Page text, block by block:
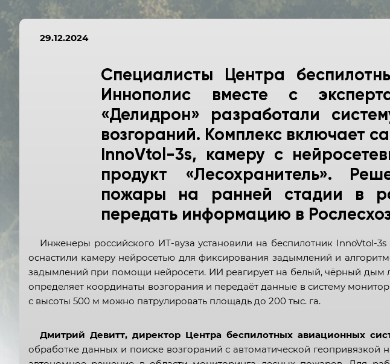
29.12.2024
Специалисты Центра
Иннополис вместе с
«Делидрон» разработали
возгораний. Комплекс включает
InnoVtol-3s, камеру с
продукт «Лесохранитель».
пожары на ранней стадии в
передать информацию в
Инженеры российского ИТ-вуза установили на беспилотник InnoVtol-
оснастили камеру нейросетью для фиксирования задымлений и
задымлений при помощи нейросети. ИИ реагирует на белый, чёрный дым
определяет координаты возгорания и передаёт данные в систему
с высоты 500 м можно патрулировать площадь до 200 тыс. га.
Дмитрий Девитт, директор Центра беспилотных авиационных
обработке данных и поиске возгораний с автоматической
Республика
Республика